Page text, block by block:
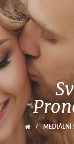
/ MEDIÁLNÍ